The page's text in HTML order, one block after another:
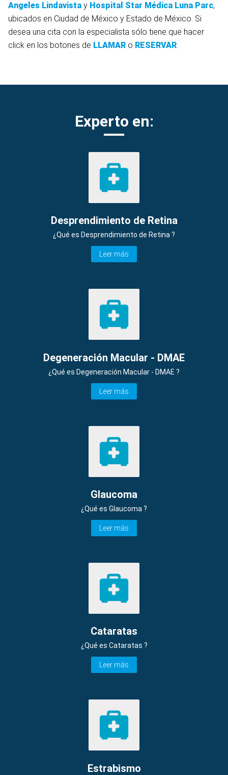
Angeles Lindavista y Hospital Star Médica Luna Parc,
ubicados en Ciudad de México y Estado de México. Si
desea una cita con la especialista sólo tiene que hacer
click en los botones de LLAMAR o RESERVAR.
Experto en:
Desprendimiento de Retina
¿Qué es Desprendimiento de Retina ?
Leer más
Degeneración Macular - DMAE
¿Qué es Degeneración Macular - DMAE ?
Leer más
Glaucoma
¿Qué es Glaucoma ?
Leer más
Cataratas
¿Qué es Cataratas ?
Leer más
Estrabismo